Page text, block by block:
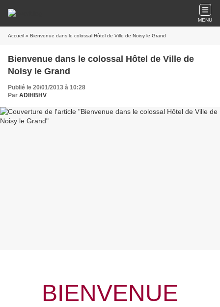
MENU
Accueil » Bienvenue dans le colossal Hôtel de Ville de Noisy le Grand
Bienvenue dans le colossal Hôtel de Ville de
Noisy le Grand
Publié le 20/01/2013 à 10:28
Par ADIHBHV
BIENVENUE